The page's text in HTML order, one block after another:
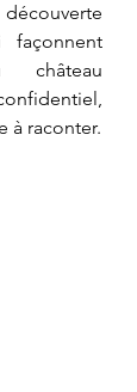
à raconter.